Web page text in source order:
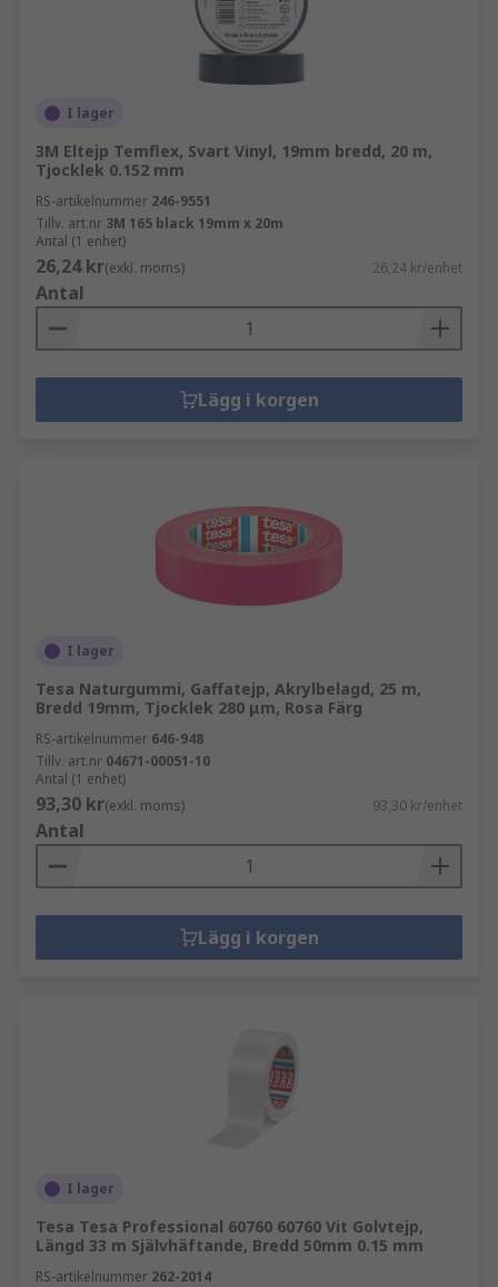
I lager
3M Eltejp Temflex, Svart Vinyl, 19mm bredd, 20 m,
Tjocklek 0.152 mm
RS-artikelnummer 246-9551
Tillv. art.nr 3M 165 black 19mm x 20m
Antal (1 enhet)
26,24 kr(exkl. moms) 26,24 kr/enhet
Antal
Lägg i korgen
I lager
Tesa Naturgummi, Gaffatejp, Akrylbelagd, 25 m,
Bredd 19mm, Tjocklek 280 μm, Rosa Färg
RS-artikelnummer 646-948
Tillv. art.nr 04671-00051-10
Antal (1 enhet)
93,30 kr(exkl. moms) 93,30 kr/enhet
Antal
Lägg i korgen
I lager
Tesa Tesa Professional 60760 60760 Vit Golvtejp,
Längd 33 m Självhäftande, Bredd 50mm 0.15 mm
RS-artikelnummer 262-2014